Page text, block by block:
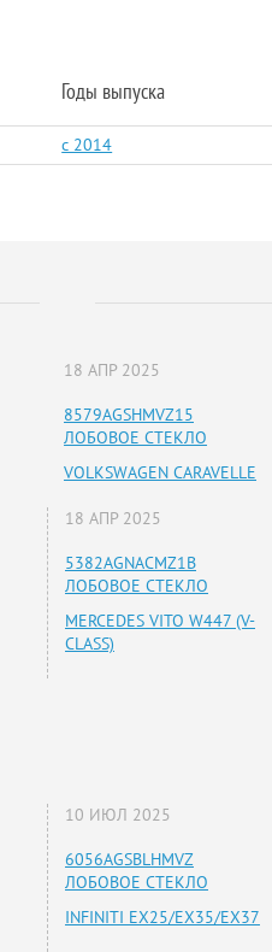
Годы выпуска
c 2014
18 АПР 2025
8579AGSHMVZ15
ЛОБОВОЕ СТЕКЛО
VOLKSWAGEN CARAVELLE
18 АПР 2025
5382AGNACMZ1B
ЛОБОВОЕ СТЕКЛО
MERCEDES VITO W447 (V-
CLASS)
10 ИЮЛ 2025
6056AGSBLHMVZ
ЛОБОВОЕ СТЕКЛО
INFINITI EX25/EX35/EX37